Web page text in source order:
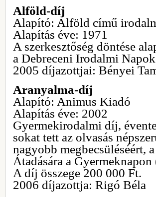
Alföld-díj
Alapító: Alföld című
Alapítás éve: 1971
A szerkesztőség döntése
a Debreceni Irodalmi
2005 díjazottjai: Bényei
Aranyalma-díj
Alapító: Animus Kiadó
Alapítás éve: 2002
Gyermekirodalmi díj,
sokat tett az olvasás
nagyobb megbecsüléséért,
Átadására a
A díj összege 200 000 Ft.
2006 díjazottja: Rigó Béla